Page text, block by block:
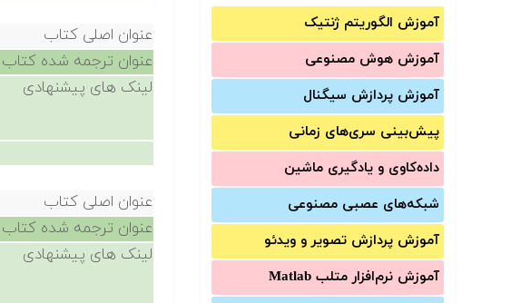
آموزش الگوریتم ژنتیک
آموزش‌ هوش مصنوعی
آموزش‌ پردازش سیگنال
پیش‌‌بینی سری‌‌های زمانی
داده‌کاوی و یادگیری ماشین
شبکه‌های عصبی مصنوعی
آموزش‌ پردازش تصویر و ویدئو
آموزش‌ نرم‌افزار متلب Matlab
عنوان اصلی کتاب
عنوان ترجمه شده کتاب
لینک های پیشنهادی
عنوان اصلی کتاب
عنوان ترجمه شده کتاب
لینک های پیشنهادی